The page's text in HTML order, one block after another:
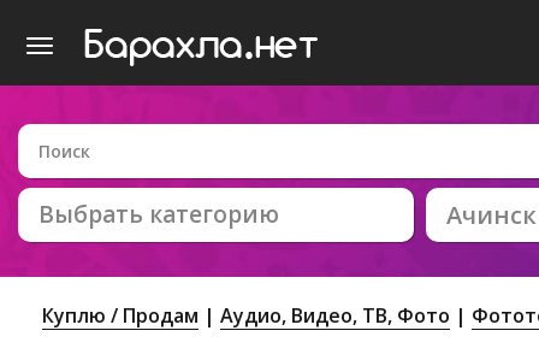
Выбрать категорию Ачинск
Куплю / Продам Аудио, Видео, ТВ, Фото